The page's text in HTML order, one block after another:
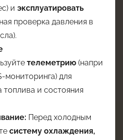
и эксплуатировать
проверка давления в
телеметрию (напри
мониторинга) для
топлива и состояния
Перед холодным
систему охлаждения,